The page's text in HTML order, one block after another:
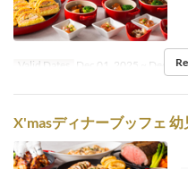
Valid Dates Dec 01, 2025 ~ Dec 19,
X'masディナーブッフェ